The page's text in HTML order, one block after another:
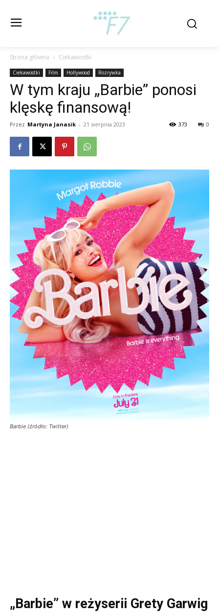
Strona główna Ciekawostki
Ciekawostki Film Hollywood Rozrywka
W tym kraju „Barbie” ponosi
klęskę finansową!
Przez Martyna Janasik - 21 sierpnia 2023 0
373
Barbie (źródło: Twitter)
„Barbie” w reżyserii Grety Garwig